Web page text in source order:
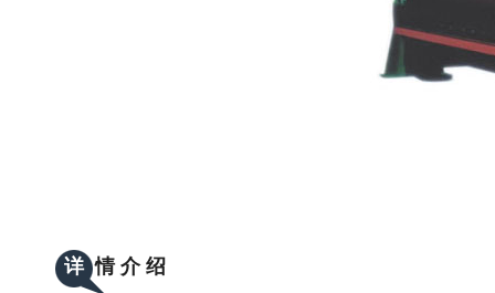
详情 介 绍